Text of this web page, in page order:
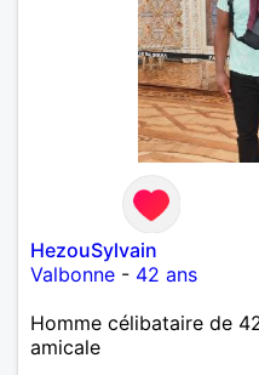
HezouSylvain
Valbonne - 42 ans
Homme célibataire de
amicale